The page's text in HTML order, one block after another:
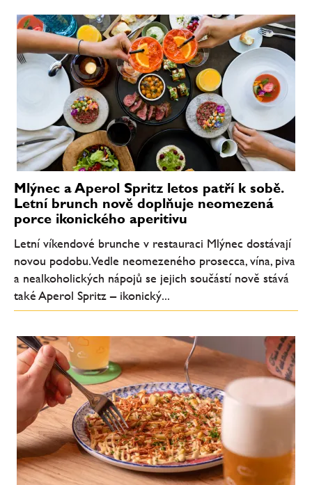
Mlýnec a Aperol Spritz letos patří k sobě.
Letní brunch nově doplňuje neomezená
porce ikonického aperitivu
Letní víkendové brunche v restauraci Mlýnec dostávají
novou podobu. Vedle neomezeného prosecca, vína, piva
a nealkoholických nápojů se jejich součástí nově stává
také Aperol Spritz – ikonický...